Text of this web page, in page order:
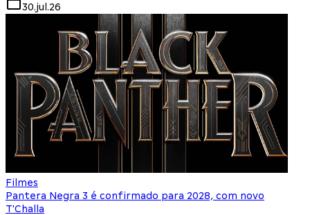
30.jul.26
Filmes
Pantera Negra 3 é confirmado para 2028, com novo
T'Challa